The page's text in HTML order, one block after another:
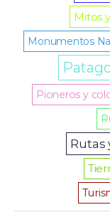
Mitos
Monumentos
Pioneros y
Rutas